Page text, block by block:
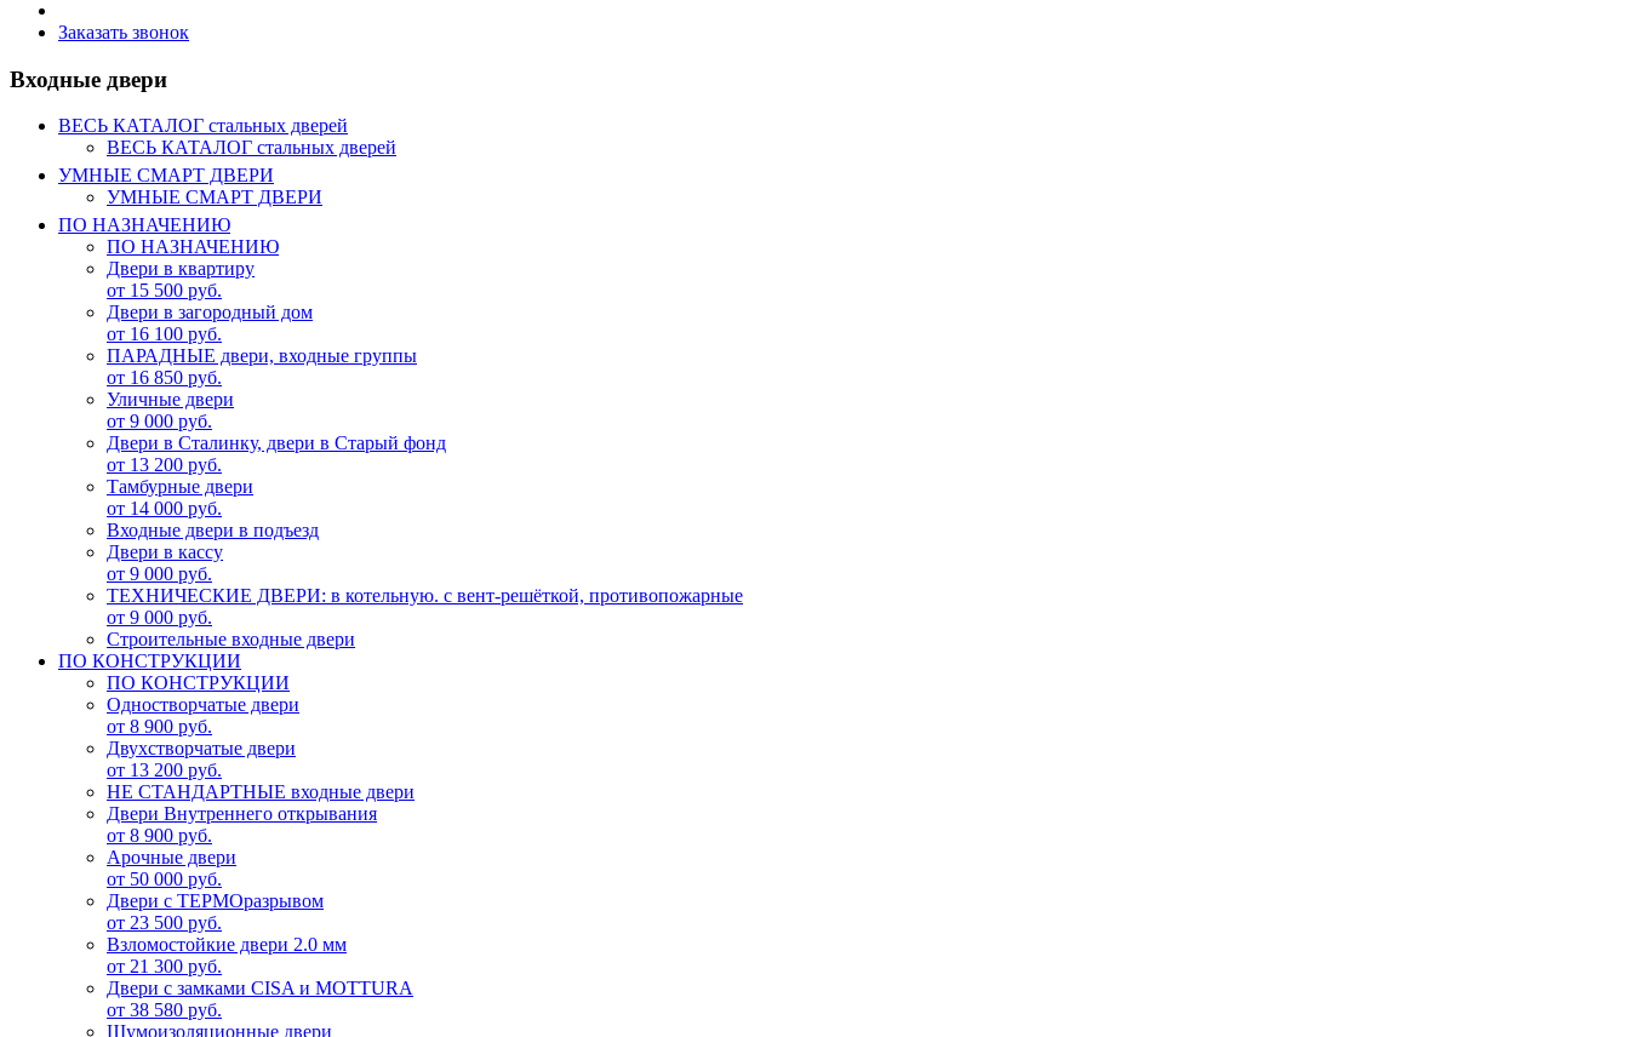
Заказать звонок
Входные двери
ВЕСЬ КАТАЛОГ стальных дверей
ВЕСЬ КАТАЛОГ стальных дверей
УМНЫЕ СМАРТ ДВЕРИ
УМНЫЕ СМАРТ ДВЕРИ
ПО НАЗНАЧЕНИЮ
ПО НАЗНАЧЕНИЮ
Двери в квартиру
от 15 500 руб.
Двери в загородный дом
от 16 100 руб.
ПАРАДНЫЕ двери, входные группы
от 16 850 руб.
Уличные двери
от 9 000 руб.
Двери в Сталинку, двери в Старый фонд
от 13 200 руб.
Тамбурные двери
от 14 000 руб.
Входные двери в подъезд
Двери в кассу
от 9 000 руб.
ТЕХНИЧЕСКИЕ ДВЕРИ: в котельную. с вент-решёткой, противопожарные
от 9 000 руб.
Строительные входные двери
ПО КОНСТРУКЦИИ
ПО КОНСТРУКЦИИ
Одностворчатые двери
от 8 900 руб.
Двухстворчатые двери
от 13 200 руб.
НЕ СТАНДАРТНЫЕ входные двери
Двери Внутреннего открывания
от 8 900 руб.
Арочные двери
от 50 000 руб.
Двери с ТЕРМОразрывом
от 23 500 руб.
Взломостойкие двери 2.0 мм
от 21 300 руб.
Двери с замками CISA и MOTTURA
от 38 580 руб.
Шумоизоляционные двери